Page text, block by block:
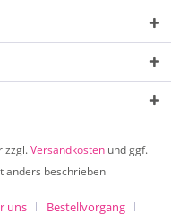
zzgl.Versandkosten und ggf.
anders beschrieben
uns Bestellvorgang